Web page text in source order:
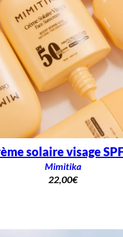
solaire visage
Mimitika
22,00€